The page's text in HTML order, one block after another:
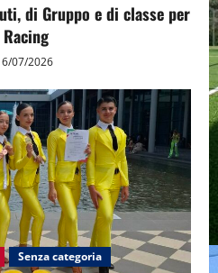
di Gruppo e di classe per
07/2026
Senza categoria